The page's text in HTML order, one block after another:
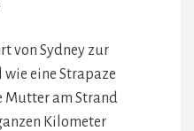
von Sydney zur
wie eine Strapaze
Mutter am Strand
Kilometer